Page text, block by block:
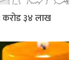
करोड ३४ लाख